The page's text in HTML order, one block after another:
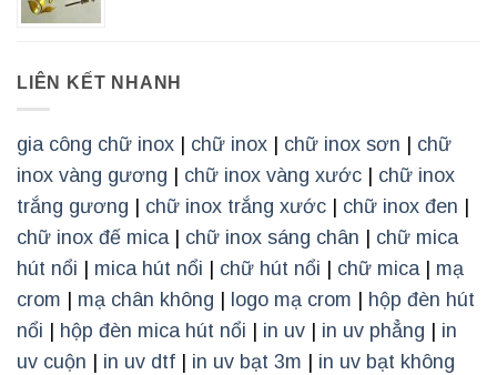
LIÊN KẾT NHANH
gia công chữ inox chữ inox chữ inox sơn
chữ
inox vàng gương
chữ inox vàng xước
chữ inox
trắng gương
chữ inox trắng xước chữ inox đen
chữ inox đế mica| chữ inox sáng chân
chữ mica
hút nổi
mica hút nổi chữ hút nổi chữ mica| mạ
crom
mạ chân không logo mạ crom
hộp đèn hút
nổi
hộp đèn mica hút nổi in uv in uv phẳng
in
uv cuộn
in uv dtf in uv bạt 3m
in uv bạt không